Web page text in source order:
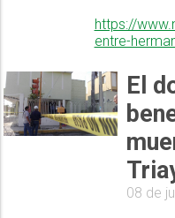
https://
entre-
El
08 de